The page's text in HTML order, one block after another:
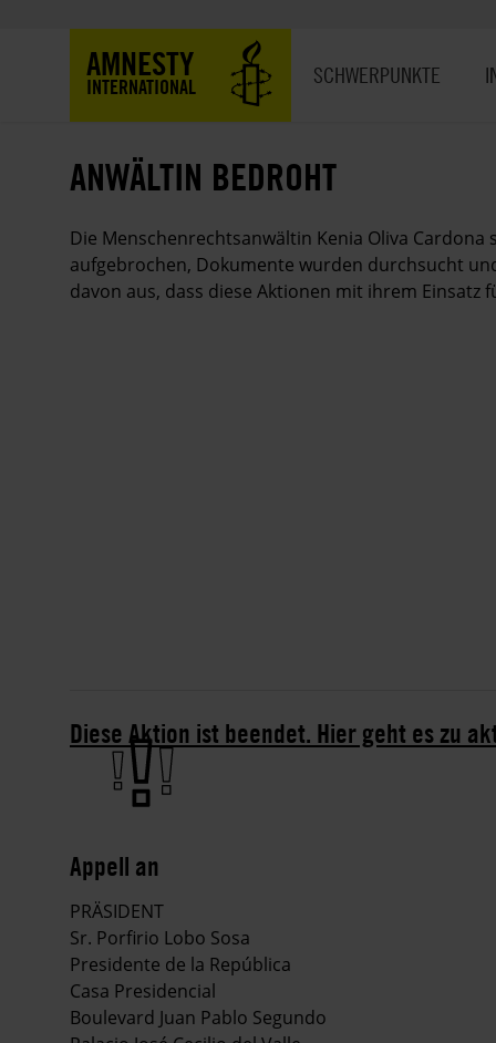
AMNESTY
INTERNATIONAL SCHWERPUNKTE
ANWÄLTIN BEDROHT
Die Menschenrechtsanwältin Kenia Oliva
aufgebrochen, Dokumente wurden durchsucht
davon aus, dass diese Aktionen mit ihrem Einsatz
Diese Aktion ist beendet. Hier geht es zu
Appell an
PRÄSIDENT
Sr. Porfirio Lobo Sosa
Presidente de la República
Casa Presidencial
Boulevard Juan Pablo Segundo